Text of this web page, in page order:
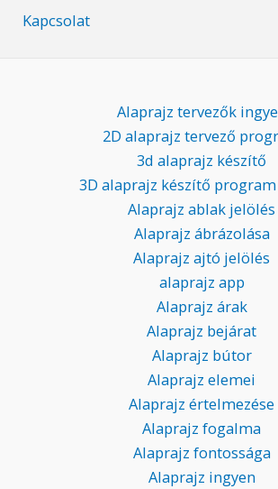
Kapcsolat
Alaprajz tervezők
2D alaprajz tervező
3d alaprajz készítő
3D alaprajz készítő
Alaprajz ablak jelölés
Alaprajz ábrázolása
Alaprajz ajtó jelölés
alaprajz app
Alaprajz árak
Alaprajz bejárat
Alaprajz bútor
Alaprajz elemei
Alaprajz értelmezése
Alaprajz fogalma
Alaprajz fontossága
Alaprajz ingyen